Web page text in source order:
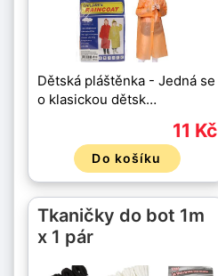
Dětská pláštěnka - Jedná se
o klasickou dětsk…
11 Kč
Do košíku
Tkaničky do bot 1m
x 1 pár